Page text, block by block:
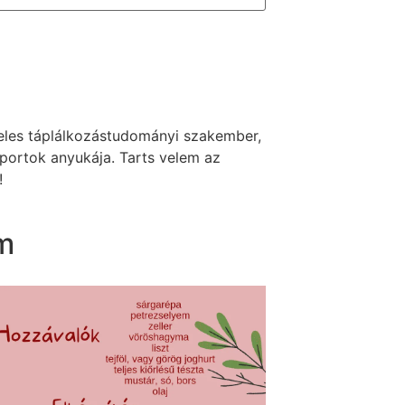
táplálkozástudományi szakember,
anyukája. Tarts velem az